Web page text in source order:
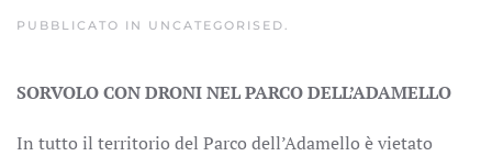
PUBBLICATO IN UNCATEGORISED.
SORVOLO CON DRONI NEL PARCO DELL’ADAMELLO
In tutto il territorio del Parco dell’Adamello è vietato